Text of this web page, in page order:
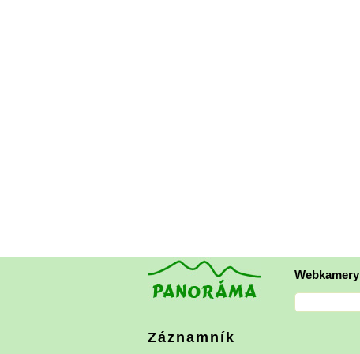
Webkamery
Záznamník